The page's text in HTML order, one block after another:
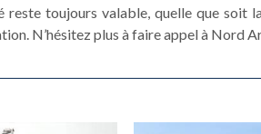
reste toujours valable, quelle que soit
N’hésitez plus à faire appel à Nord